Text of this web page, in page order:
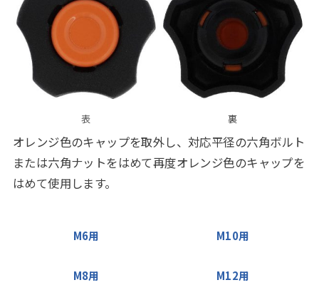
表 裏
オレンジ色のキャップを取外し、対応平径の六角ボルト
または六角ナットをはめて再度オレンジ色のキャップを
はめて使用します。
M6用
M8用
M10用
M12用